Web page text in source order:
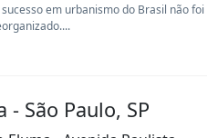
em urbanismo do Brasil não foi
- São Paulo, SP